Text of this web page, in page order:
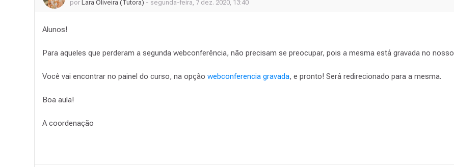
por Lara Oliveira (Tutora) - segunda-feira, 7 dez. 2020, 13:40
Alunos!
Para aqueles que perderam a segunda webconferência, não precisam se preocupar, pois a mesma está gravada no nosso
Você vai encontrar no painel do curso, na opção webconferencia gravada, e pronto! Será redirecionado para a mesma.
Boa aula!
A coordenação